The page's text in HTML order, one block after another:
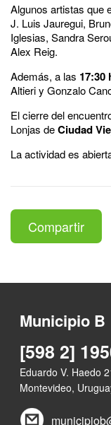
Algunos artistas que
J. Luis Jauregui,
Iglesias, Sandra
Alex Reig.
Además, a las 17:30
Altieri y Gonzalo
El cierre del
Lonjas deCiudad
La actividad es
Compartir
Municipio B
[598 2]
Eduardo V. Haedo
Montevideo,